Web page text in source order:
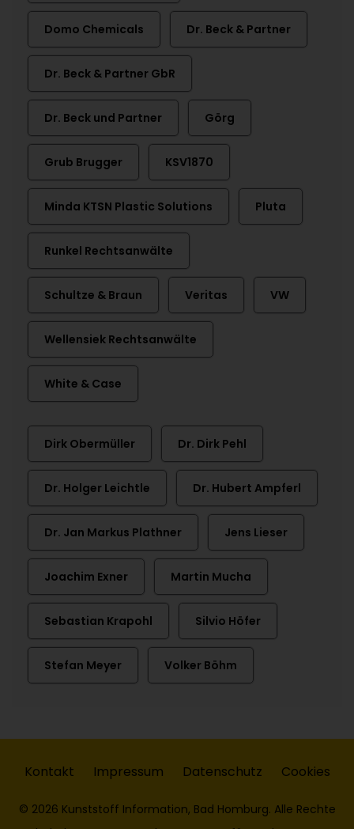
Domo Chemicals Dr. Beck & Partner
Dr. Beck & Partner GbR
Dr. Beck und Partner Görg
Grub Brugger KSV1870
Minda KTSN Plastic Solutions Pluta
Runkel Rechtsanwälte
Schultze & Braun Veritas VW
Wellensiek Rechtsanwälte
White & Case
Dirk Obermüller Dr. Dirk Pehl
Dr. Holger Leichtle Dr. Hubert Ampferl
Dr. Jan Markus Plathner Jens Lieser
Joachim Exner Martin Mucha
Sebastian Krapohl Silvio Höfer
Stefan Meyer Volker Böhm
Kontakt Impressum Datenschutz Cookies
© 2026 Kunststoff Information, Bad Homburg. Alle Rechte